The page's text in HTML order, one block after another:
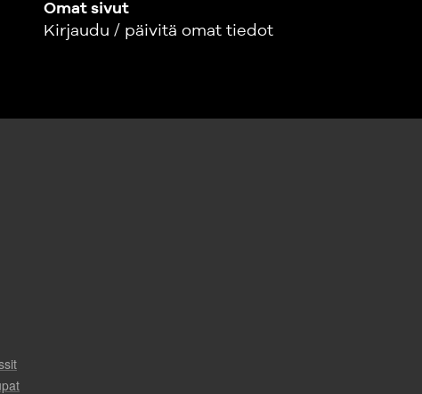
Omat sivut
Kirjaudu / päivitä omat tiedot